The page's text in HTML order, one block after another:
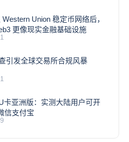
Union 稳定币网络后，
更像现实金融基础设施
引发全球交易所合规风暴
卡亚洲版：实测大陆用户可开
信支付宝